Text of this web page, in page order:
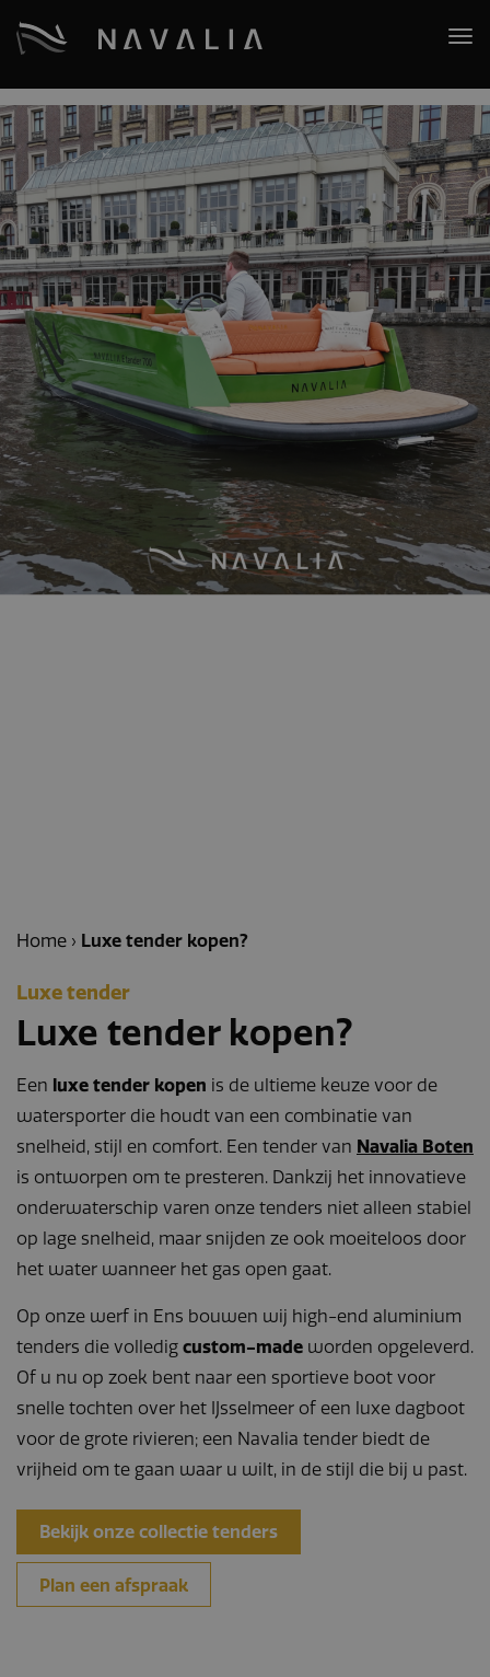
Home › Luxe tender kopen?
Luxe tender
Luxe tender kopen?
Een luxe tender kopen is de ultieme keuze voor de
watersporter die houdt van een combinatie van
snelheid, stijl en comfort. Een tender van Navalia Boten
is ontworpen om te presteren. Dankzij het innovatieve
onderwaterschip varen onze tenders niet alleen stabiel
op lage snelheid, maar snijden ze ook moeiteloos door
het water wanneer het gas open gaat.
Op onze werf in Ens bouwen wij high-end aluminium
tenders die volledig custom-made worden opgeleverd.
Of u nu op zoek bent naar een sportieve boot voor
snelle tochten over het IJsselmeer of een luxe dagboot
voor de grote rivieren; een Navalia tender biedt de
vrijheid om te gaan waar u wilt, in de stijl die bij u past.
Bekijk onze collectie tenders
Plan een afspraak